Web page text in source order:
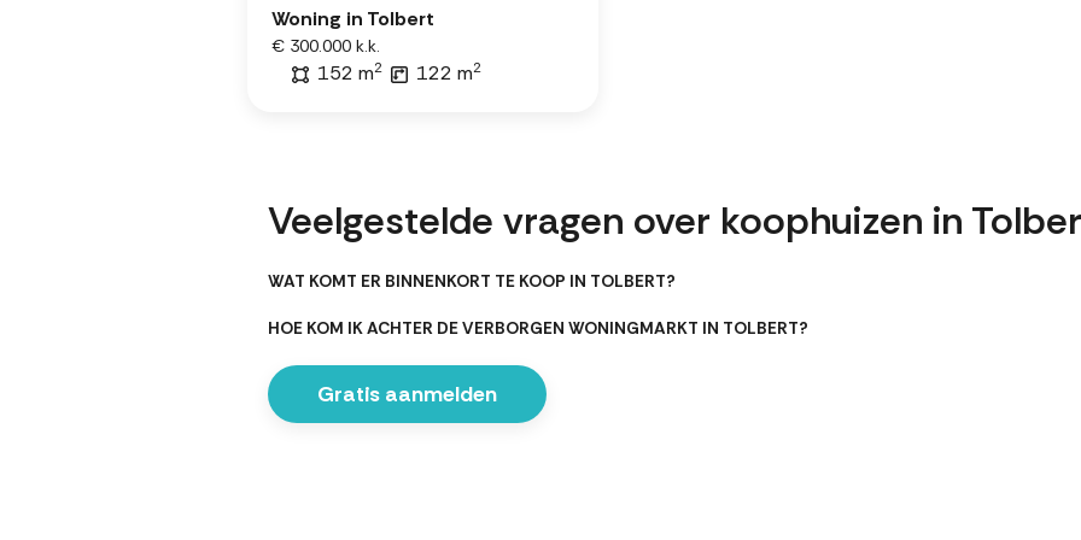
Woning in Tolbert
€ 300.000 k.k.
152 m2 122 m2
Veelgestelde vragen over koophuizen in
WAT KOMT ER BINNENKORT TE KOOP IN TOLBERT?
HOE KOM IK ACHTER DE VERBORGEN WONINGMARKT IN TOLBERT?
Gratis aanmelden